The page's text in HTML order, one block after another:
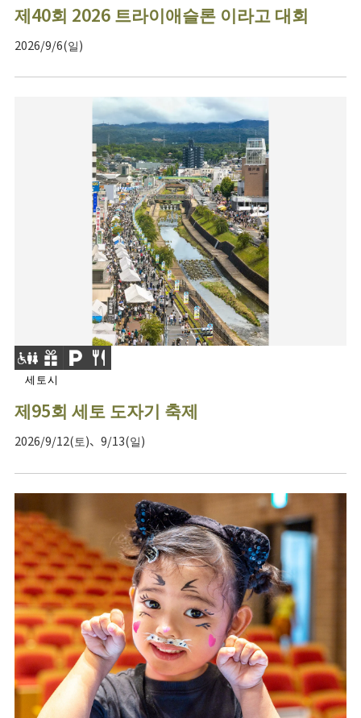
제40회 2026 트라이애슬론 이라고 대회
2026/9/6(일)
세토시
제95회 세토 도자기 축제
2026/9/12(토)、9/13(일)